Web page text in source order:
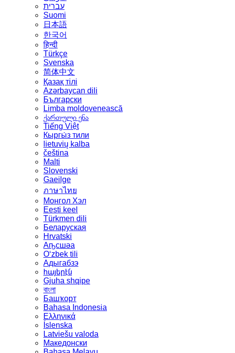
עברית
Suomi
日本語
한국어
हिन्दी
Türkçe
Svenska
简体中文
Қазақ тілі
Azərbaycan dili
Български
Limba moldovenească
ქართული ენა
Tiếng Việt
Кыргы́з тили
lietuvių kalba
čeština
Malti
Slovenski
Gaeilge
ภาษาไทย
Монгол Хэл
Eesti keel
Türkmen dili
Беларуская
Hrvatski
Аҧсшәа
Oʻzbek tili
Адыгабзэ
հայերէն
Gjuha shqipe
বাংলা
Башҡорт
Bahasa Indonesia
Ελληνικά
Íslenska
Latviešu valoda
Македонски